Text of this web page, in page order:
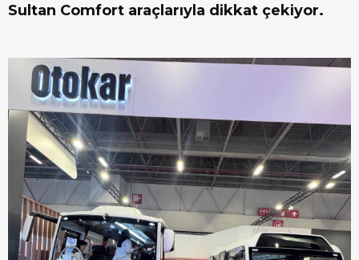
Sultan Comfort araçlarıyla dikkat çekiyor.